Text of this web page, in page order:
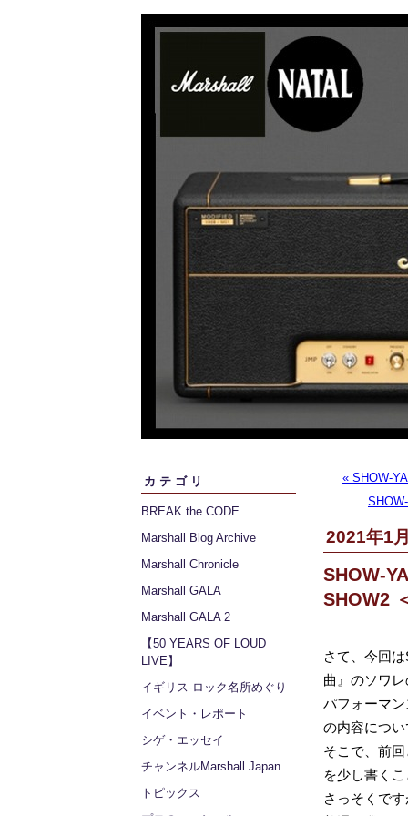
カテゴリ
BREAK the CODE
Marshall Blog Archive
Marshall Chronicle
Marshall GALA
Marshall GALA 2
【50 YEARS OF LOUD
LIVE】
イギリス‐ロック名所めぐり
イベント・レポート
シゲ・エッセイ
チャンネルMarshall Japan
トピックス
« SHOW-
2021年1
SHOW-
SHOW2
さて、今回
曲』のソワ
パフォーマ
の内容につ
そこで、前
を少し書く
さっそくで